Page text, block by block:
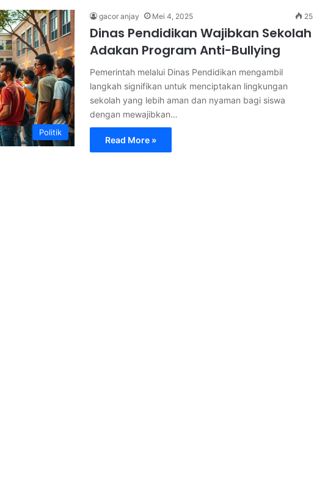
Politik
gacor anjay Mei 4, 2025 25
Dinas Pendidikan Wajibkan Sekolah
Adakan Program Anti-Bullying
Pemerintah melalui Dinas Pendidikan mengambil
langkah signifikan untuk menciptakan lingkungan
sekolah yang lebih aman dan nyaman bagi siswa
dengan mewajibkan…
Read More »